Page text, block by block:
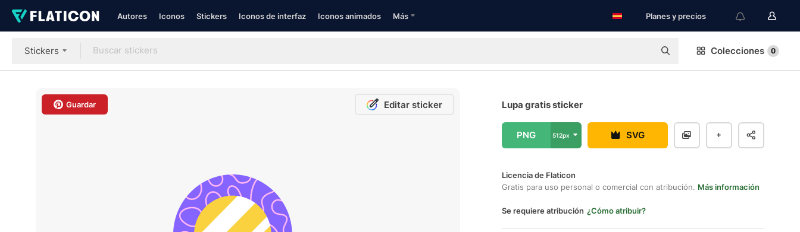
Autores Iconos Stickers Iconos de interfaz Iconos animados Más Planes y precios
Stickers Colecciones 0
Guardar Editar sticker Lupa gratis sticker
PNG 512px SVG
Licencia de Flaticon
Gratis para uso personal o comercial con atribución. Más información
Se requiere atribución ¿Cómo atribuir?